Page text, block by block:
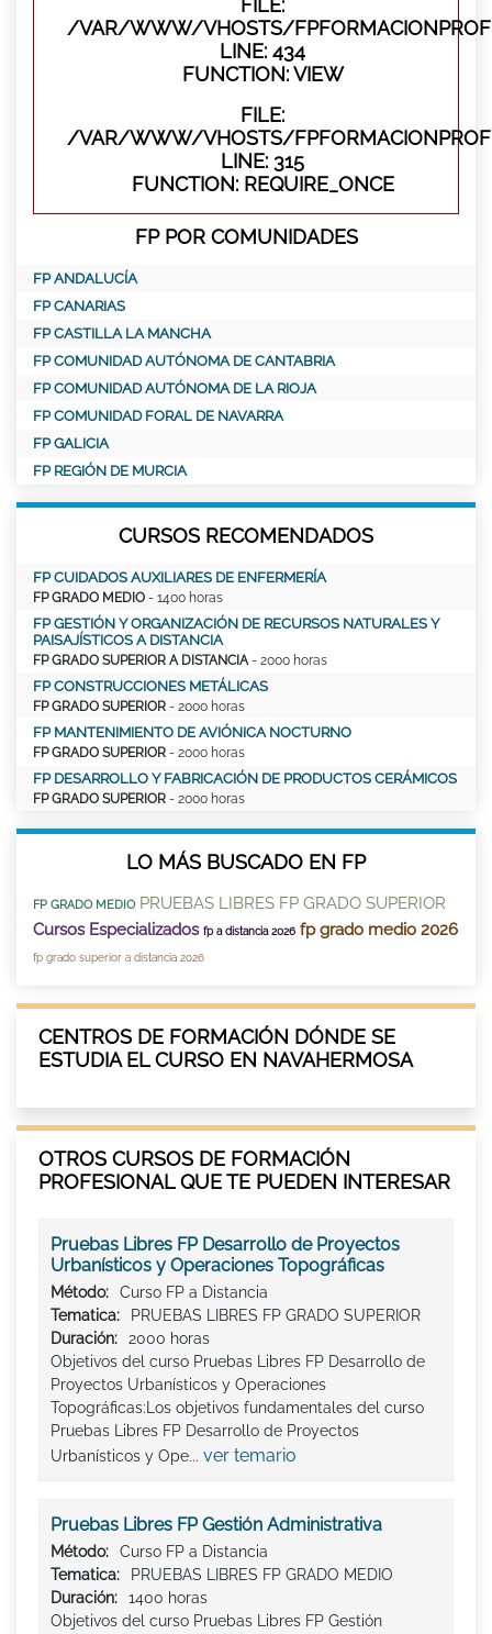
FILE:
/VAR/WWW/VHOSTS/
LINE: 434
FUNCTION: VIEW
FILE:
/VAR/WWW/VHOSTS/
LINE: 315
FUNCTION: REQUIRE_ONCE
FP POR COMUNIDADES
FP ANDALUCÍA
FP CANARIAS
FP CASTILLA LA MANCHA
FP COMUNIDAD AUTÓNOMA DE CANTABRIA
FP COMUNIDAD AUTÓNOMA DE LA RIOJA
FP COMUNIDAD FORAL DE NAVARRA
FP GALICIA
FP REGIÓN DE MURCIA
CURSOS RECOMENDADOS
FP CUIDADOS AUXILIARES DE ENFERMERÍA
FP GRADO MEDIO - 1400 horas
FP GESTIÓN Y ORGANIZACIÓN DE RECURSOS NATURALES Y
PAISAJÍSTICOS A DISTANCIA
FP GRADO SUPERIOR A DISTANCIA- 2000 horas
FP CONSTRUCCIONES METÁLICAS
FP GRADO SUPERIOR - 2000 horas
FP MANTENIMIENTO DE AVIÓNICA NOCTURNO
FP GRADO SUPERIOR - 2000 horas
FP DESARROLLO Y FABRICACIÓN DE PRODUCTOS CERÁMICOS
FP GRADO SUPERIOR - 2000 horas
LO MÁS BUSCADO EN FP
FP GRADO MEDIO PRUEBAS LIBRES FP GRADO SUPERIOR
Cursos Especializados fp a distancia 2026 fp grado medio 2026
fp grado superior a distancia 2026
CENTROS DE FORMACIÓN DÓNDE SE
ESTUDIA EL CURSO EN NAVAHERMOSA
OTROS CURSOS DE FORMACIÓN
PROFESIONAL QUE TE PUEDEN INTERESAR
Pruebas Libres FP Desarrollo de Proyectos
Urbanísticos y Operaciones Topográficas
Método:
Curso FP a Distancia
Tematica:
PRUEBAS LIBRES FP GRADO SUPERIOR
Duración:
2000 horas
Objetivos del curso Pruebas Libres FP Desarrollo de
Proyectos Urbanísticos y Operaciones
Topográficas:Los objetivos fundamentales del curso
Pruebas Libres FP Desarrollo de Proyectos
Urbanísticos y Ope... ver temario
Pruebas Libres FP Gestión Administrativa
Método:
Curso FP a Distancia
Tematica:
PRUEBAS LIBRES FP GRADO MEDIO
Duración:
1400 horas
Objetivos del curso Pruebas Libres FP Gestión